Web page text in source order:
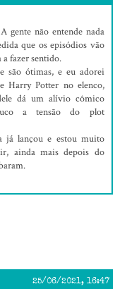
gente não entende nada
que os episódios vão
a fazer sentido.
são ótimas, e eu adorei
Harry Potter no elenco,
dá um alívio cômico
a tensão do plot
já lançou e estou muito
ainda mais depois do
25/06/2021, 16:47